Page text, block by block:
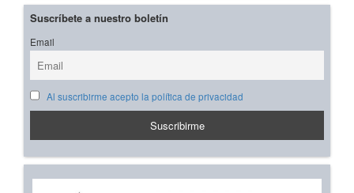
Suscríbete a nuestro boletín
Email
Al suscribirme acepto la política de privacidad